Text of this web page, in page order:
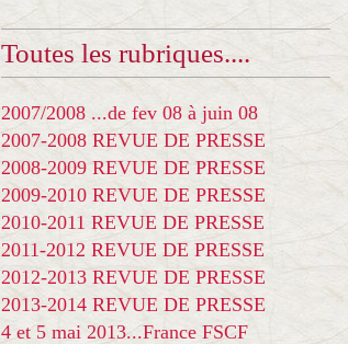
Toutes les rubriques....
2007/2008 ...de fev 08 à juin 08
2007-2008 REVUE DE PRESSE
2008-2009 REVUE DE PRESSE
2009-2010 REVUE DE PRESSE
2010-2011 REVUE DE PRESSE
2011-2012 REVUE DE PRESSE
2012-2013 REVUE DE PRESSE
2013-2014 REVUE DE PRESSE
4 et 5 mai 2013...France FSCF